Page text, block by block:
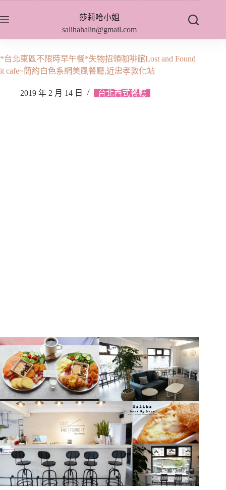
至
內
容
莎莉哈小姐
salihahalin@gmail.com
*台北東區不限時早午餐*失物招領咖啡館Lost and Found
it cafe~簡約白色系網美風餐廳,近忠孝敦化站
2019 年 2 月 14 日 台北西式餐廳